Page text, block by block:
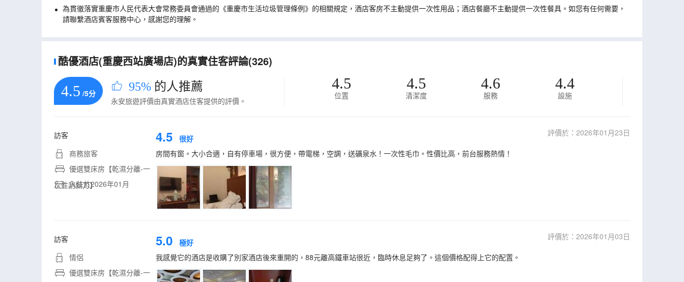
為貫徹落實重慶市人民代表大會常務委員會通過的《重慶市生活垃圾管理條例》的相關規定，酒店客房不主動提供一次性用品；酒店餐廳不主動提供一次性餐具。如您有任何需要，
請聯繫酒店賓客服務中心，感謝您的理解。
酷優酒店(重慶西站廣場店)的真實住客評論(326)
4.5 /5分 95% 的人推薦
永安旅遊評價由真實酒店住客提供的評價。
4.5
位置
4.5
清潔度
4.6
服務
4.4
設施
訪客
商務旅客
優選雙床房【乾濕分離-一
次性刮鬍刀】
入住於2026年01月
4.5 很好
評價於：2026年01月23日
房間有窗。大小合適，自有停車場，很方便，帶電梯，空調，送礦泉水！一次性毛巾。性價比高，前台服務熱情！
訪客
情侶
優選雙床房【乾濕分離-一
5.0 極好
評價於：2026年01月03日
我感覺它的酒店是收購了別家酒店後來重開的，88元離高鐵車站很近，臨時休息足夠了。這個價格配得上它的配置。